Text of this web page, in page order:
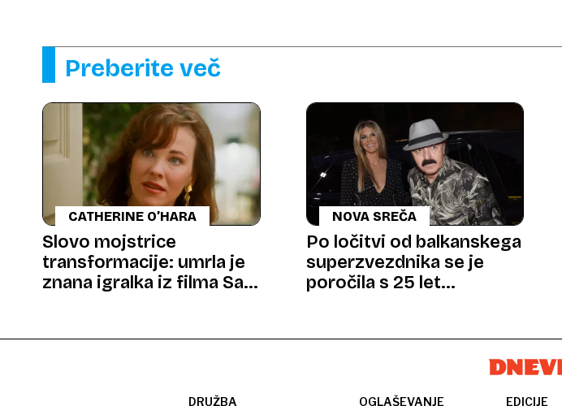
Preberite več
CATHERINE O’HARA
Slovo mojstrice
transformacije: umrla je
znana igralka iz filma Sam
NOVA SREČA
Po ločitvi od balkanskega
superzvezdnika se je
poročila s 25 let
DRUŽBA OGLAŠEVANJE EDICIJE